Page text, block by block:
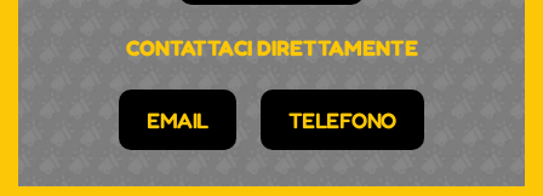
CONTATTACI DIRETTAMENTE
EMAIL TELEFONO